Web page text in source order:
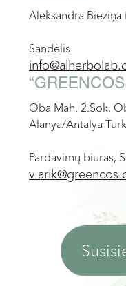
Aleksandra Bieziņa
Sandėlis
Oba Mah. 2.Sok.
Alanya/Antalya
Pardavimų biuras,